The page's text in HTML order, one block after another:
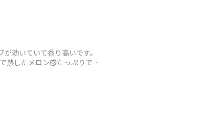
効いていて香り高いです。
熟したメロン感たっぷりで